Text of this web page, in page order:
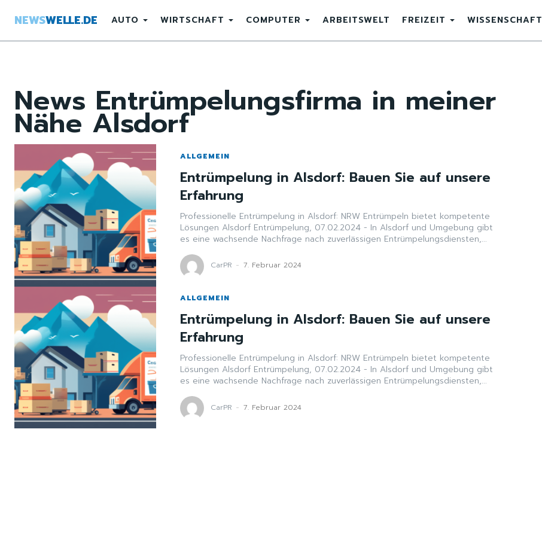
NEWSWELLE.DE AUTO WIRTSCHAFT COMPUTER ARBEITSWELT FREIZEIT WISSENSCHAFT
News Entrümpelungsfirma in meiner
Nähe Alsdorf
ALLGEMEIN
Entrümpelung in Alsdorf: Bauen Sie auf unsere
Erfahrung
Professionelle Entrümpelung in Alsdorf: NRW Entrümpeln bietet kompetente
Lösungen Alsdorf Entrümpelung, 07.02.2024 - In Alsdorf und Umgebung gibt
es eine wachsende Nachfrage nach zuverlässigen Entrümpelungsdiensten,...
CarPR - 7. Februar 2024
ALLGEMEIN
Entrümpelung in Alsdorf: Bauen Sie auf unsere
Erfahrung
Professionelle Entrümpelung in Alsdorf: NRW Entrümpeln bietet kompetente
Lösungen Alsdorf Entrümpelung, 07.02.2024 - In Alsdorf und Umgebung gibt
es eine wachsende Nachfrage nach zuverlässigen Entrümpelungsdiensten,...
CarPR - 7. Februar 2024